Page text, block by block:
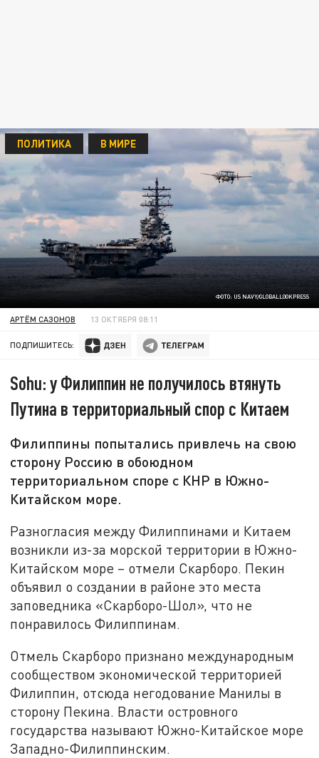
ФОТО: US NAVY/GLOBALLOOKPRESS
ПОЛИТИКА В МИРЕ
АРТЁМ САЗОНОВ 13 ОКТЯБРЯ 08:11
ПОДПИШИТЕСЬ:
Sohu: у Филиппин не получилось втянуть
Путина в территориальный спор с Китаем
Филиппины попытались привлечь на свою
сторону Россию в обоюдном
территориальном споре с КНР в Южно-
Китайском море.
Разногласия между Филиппинами и Китаем
возникли из-за морской территории в Южно-
Китайском море – отмели Скарборо. Пекин
объявил о создании в районе это места
заповедника «Скарборо-Шол», что не
понравилось Филиппинам.
Отмель Скарборо признано международным
сообществом экономической территорией
Филиппин, отсюда негодование Манилы в
сторону Пекина. Власти островного
государства называют Южно-Китайское море
Западно-Филиппинским.